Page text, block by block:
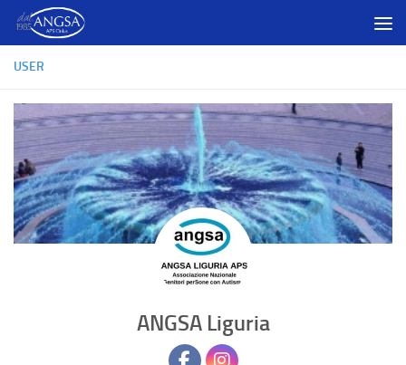
Salta al contenuto
USER
ANGSA Liguria